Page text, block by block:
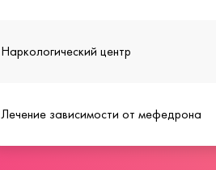
Наркологический центр
Лечение зависимости от мефедрона